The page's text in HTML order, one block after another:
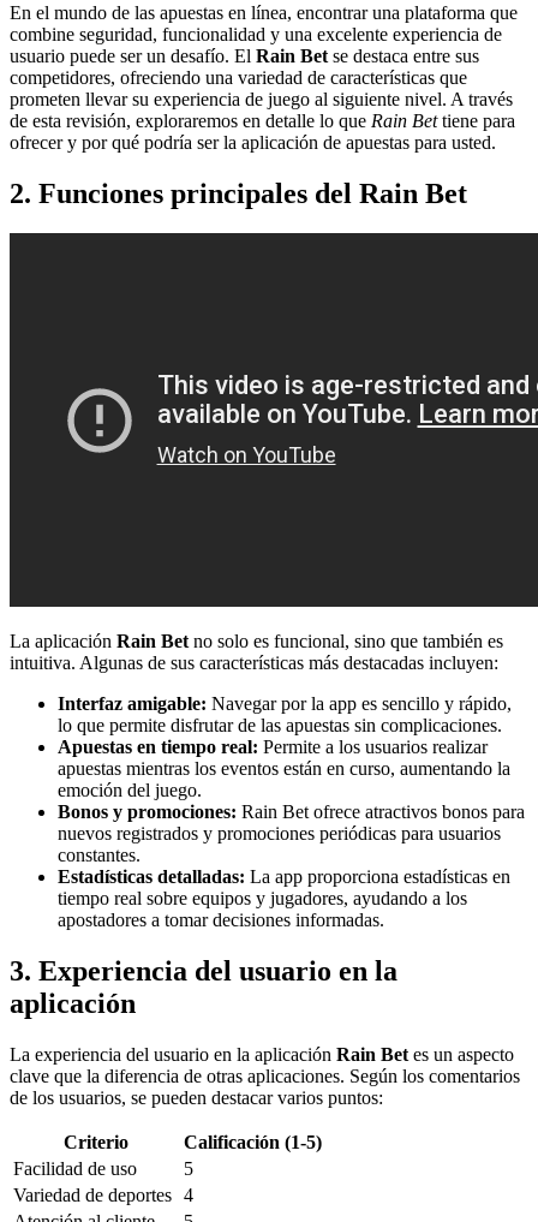
En el mundo de las apuestas en línea, encontrar una plataforma que
combine seguridad, funcionalidad y una excelente experiencia de
usuario puede ser un desafío. El Rain Bet se destaca entre sus
competidores, ofreciendo una variedad de características que
prometen llevar su experiencia de juego al siguiente nivel. A través
de esta revisión, exploraremos en detalle lo que Rain Bettiene para
ofrecer y por qué podría ser la aplicación de apuestas para usted.
2. Funciones principales del Rain Bet
La aplicación Rain Betno solo es funcional, sino que también es
intuitiva. Algunas de sus características más destacadas incluyen:
Interfaz amigable: Navegar por la app es sencillo y rápido,
lo que permite disfrutar de las apuestas sin complicaciones.
Apuestas en tiempo real: Permite a los usuarios realizar
apuestas mientras los eventos están en curso, aumentando la
emoción del juego.
Bonos y promociones: Rain Bet ofrece atractivos bonos para
nuevos registrados y promociones periódicas para usuarios
constantes.
Estadísticas detalladas: La app proporciona estadísticas en
tiempo real sobre equipos y jugadores, ayudando a los
apostadores a tomar decisiones informadas.
3. Experiencia del usuario en la
aplicación
La experiencia del usuario en la aplicación Rain Bet es un aspecto
clave que la diferencia de otras aplicaciones. Según los comentarios
de los usuarios, se pueden destacar varios puntos:
Criterio
Calificación (1-5)
Facilidad de uso
5
Variedad de deportes 4